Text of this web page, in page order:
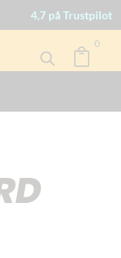
4,7 på Trustpilot

0